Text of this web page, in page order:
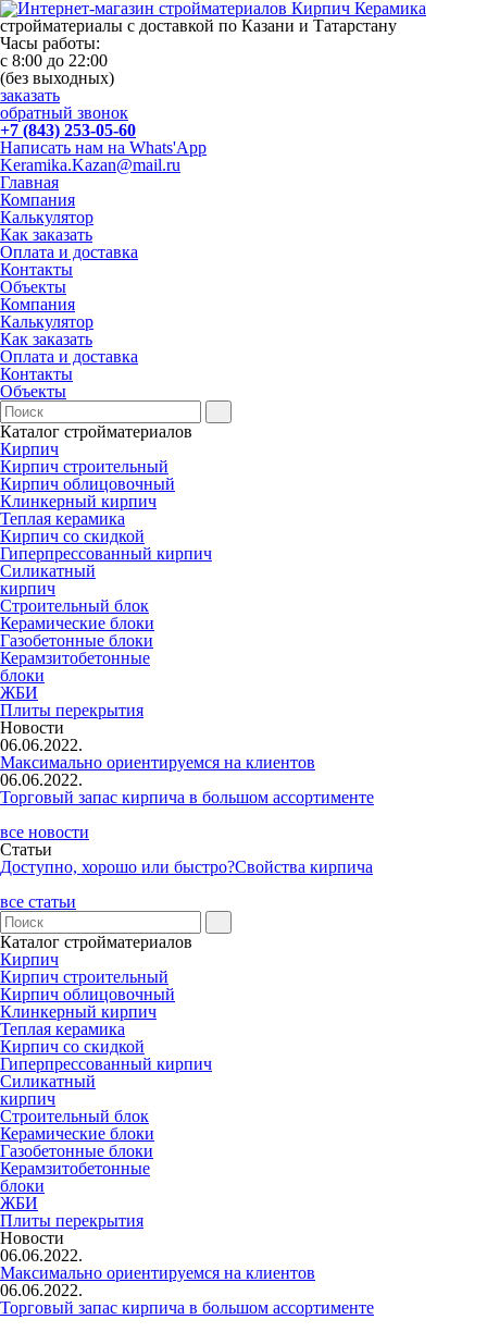
стройматериалы с доставкой по Казани и Татарстану
Часы работы:
с 8:00 до 22:00
(без выходных)
заказать
обратный звонок
+7 (843) 253-05-60
Написать нам на Whats'App
Keramika.Kazan@mail.ru
Главная
Компания
Калькулятор
Как заказать
Оплата и доставка
Контакты
Объекты
Компания
Калькулятор
Как заказать
Оплата и доставка
Контакты
Объекты
Каталог стройматериалов
Кирпич
Кирпич строительный
Кирпич облицовочный
Клинкерный кирпич
Теплая керамика
Кирпич со скидкой
Гиперпрессованный кирпич
Силикатный
кирпич
Строительный блок
Керамические блоки
Газобетонные блоки
Керамзитобетонные
блоки
ЖБИ
Плиты перекрытия
Новости
06.06.2022.
Максимально ориентируемся на клиентов
06.06.2022.
Торговый запас кирпича в большом ассортименте
все новости
Статьи
Доступно, хорошо или быстро?Свойства кирпича
все статьи
Каталог стройматериалов
Кирпич
Кирпич строительный
Кирпич облицовочный
Клинкерный кирпич
Теплая керамика
Кирпич со скидкой
Гиперпрессованный кирпич
Силикатный
кирпич
Строительный блок
Керамические блоки
Газобетонные блоки
Керамзитобетонные
блоки
ЖБИ
Плиты перекрытия
Новости
06.06.2022.
Максимально ориентируемся на клиентов
06.06.2022.
Торговый запас кирпича в большом ассортименте